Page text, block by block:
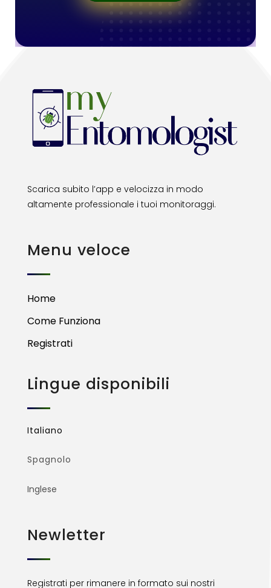
Scarica subito l’app e velocizza in modo
altamente professionale i tuoi monitoraggi.
Menu veloce
Home
Come Funziona
Registrati
Lingue disponibili
Italiano
Spagnolo
Inglese
Newletter
Registrati per rimanere in formato sui nostri